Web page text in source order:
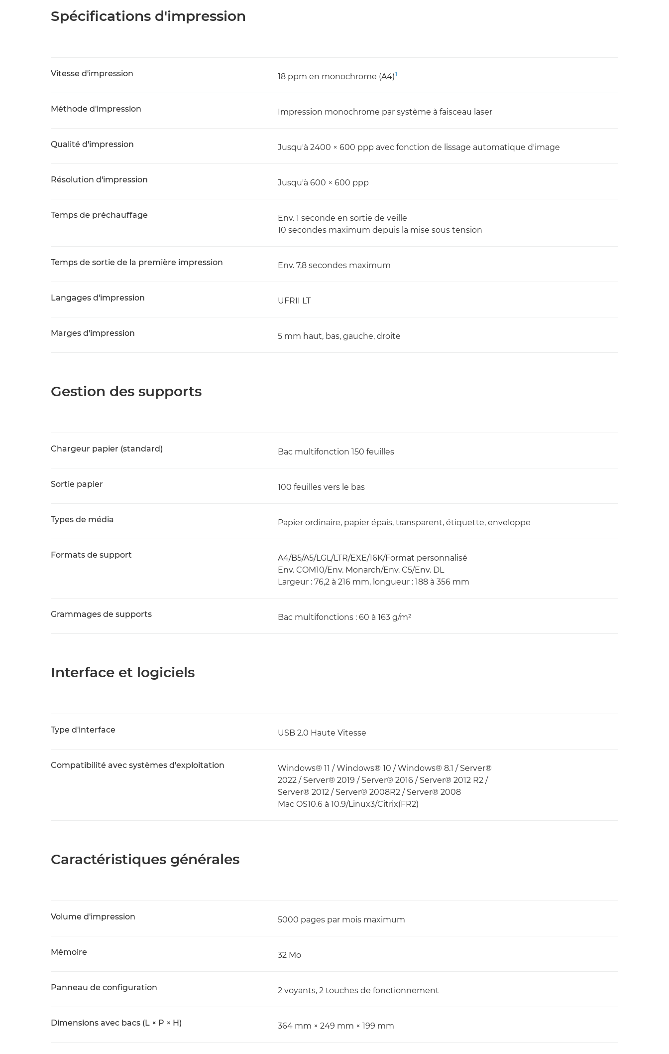
Spécifications d'impression
Vitesse d'impression 18 ppm en monochrome (A4)1
Méthode d'impression Impression monochrome par système à faisceau laser
Qualité d'impression Jusqu'à 2400 × 600 ppp avec fonction de lissage automatique d'image
Résolution d'impression Jusqu'à 600 × 600 ppp
Temps de préchauffage
Env. 1 seconde en sortie de veille
10 secondes maximum depuis la mise sous tension
Temps de sortie de la première impression Env. 7,8 secondes maximum
Langages d'impression UFRII LT
Marges d'impression 5 mm haut, bas, gauche, droite
Gestion des supports
Chargeur papier (standard) Bac multifonction 150 feuilles
Sortie papier 100 feuilles vers le bas
Types de média Papier ordinaire, papier épais, transparent, étiquette, enveloppe
Formats de support
A4/B5/A5/LGL/LTR/EXE/16K/Format personnalisé
Env. COM10/Env. Monarch/Env. C5/Env. DL
Largeur : 76,2 à 216 mm, longueur : 188 à 356 mm
Grammages de supports Bac multifonctions : 60 à 163 g/m²
Interface et logiciels
Type d'interface USB 2.0 Haute Vitesse
Compatibilité avec systèmes d'exploitation
Windows® 11 / Windows® 10 / Windows® 8.1 / Server®
2022 / Server® 2019 / Server® 2016 / Server® 2012 R2 /
Server® 2012 / Server® 2008R2 / Server® 2008
Mac OS10.6 à 10.9/Linux3/Citrix(FR2)
Caractéristiques générales
Volume d'impression 5000 pages par mois maximum
Mémoire 32 Mo
Panneau de configuration 2 voyants, 2 touches de fonctionnement
Dimensions avec bacs (L × P × H) 364 mm × 249 mm × 199 mm